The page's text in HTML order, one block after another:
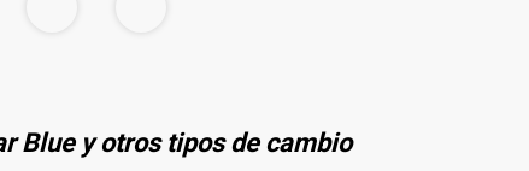
Blue y otros tipos de cambio